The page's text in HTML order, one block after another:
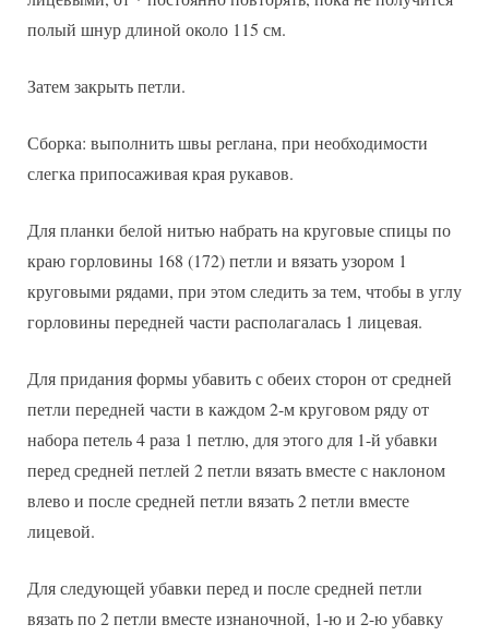
полый шнур длиной около 115 см.
Затем закрыть петли.
Сборка: выполнить швы реглана, при необходимости
слегка припосаживая края рукавов.
Для планки белой нитью набрать на круговые спицы по
краю горловины 168 (172) петли и вязать узором 1
круговыми рядами, при этом следить за тем, чтобы в углу
горловины передней части располагалась 1 лицевая.
Для придания формы убавить с обеих сторон от средней
петли передней части в каждом 2-м круговом ряду от
набора петель 4 раза 1 петлю, для этого для 1-й убавки
перед средней петлей 2 петли вязать вместе с наклоном
влево и после средней петли вязать 2 петли вместе
лицевой.
Для следующей убавки перед и после средней петли
вязать по 2 петли вместе изнаночной, 1-ю и 2-ю убавку